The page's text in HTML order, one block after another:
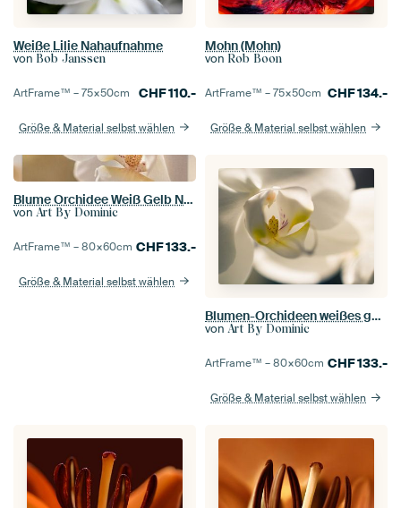
Weiße Lilie Nahaufnahme
von Bob Janssen
ArtFrame™ –75×50cm CHF110.-
Größe & Material selbst wählen
Mohn (Mohn)
von Rob Boon
ArtFrame™ –75×50cm CHF134.-
Größe & Material selbst wählen
Blume Orchidee Weiß Gelb Nahaufnahme Makro
von Art By Dominic
ArtFrame™ –80×60cm CHF133.-
Größe & Material selbst wählen
Blumen-Orchideen weißes gelbes Nahaufnahme makro
von Art By Dominic
ArtFrame™ –80×60cm CHF133.-
Größe & Material selbst wählen